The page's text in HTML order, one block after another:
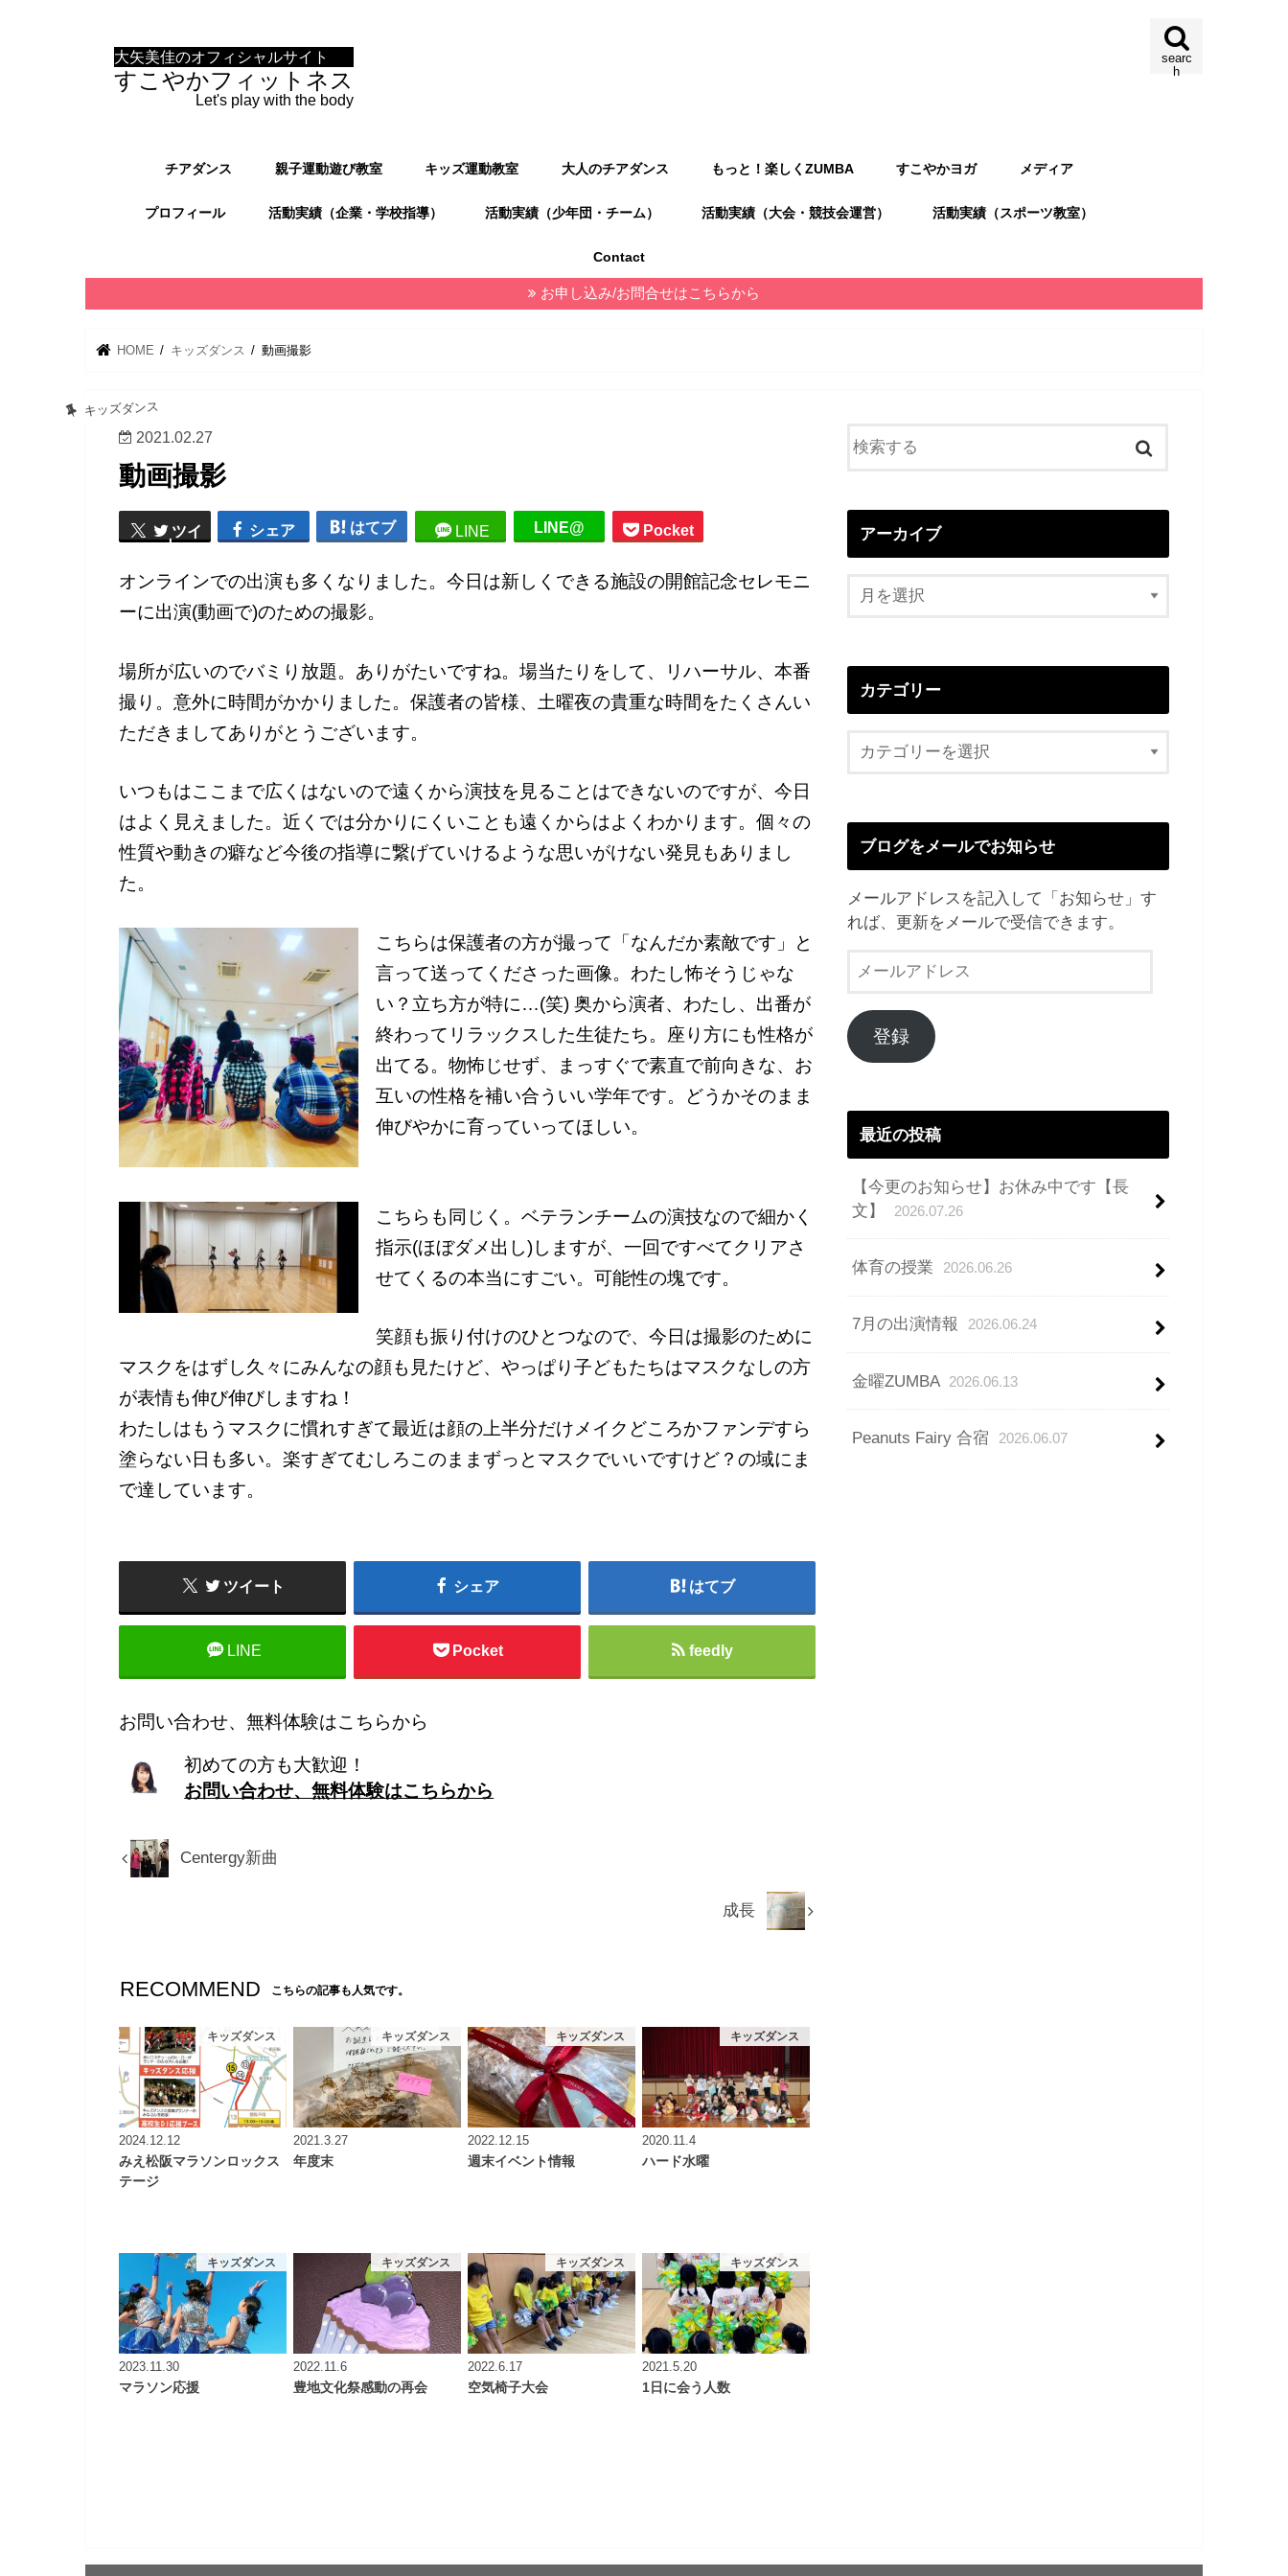
大矢美佳のオフィシャルサイト
すこやかフィットネス
Let's play with the body
searc
h
チアダンス 親子運動遊び教室 キッズ運動教室 大人のチアダンス もっと！楽しくZUMBA すこやかヨガ メディア
プロフィール 活動実績（企業・学校指導） 活動実績（少年団・チーム） 活動実績（大会・競技会運営） 活動実績（スポーツ教室）
Contact
お申し込み/お問合せはこちらから
HOME キッズダンス 動画撮影
キッズダンス
2021.02.27
動画撮影
ツイ
ート
シェア はてブ LINE LINE@ Pocket
オンラインでの出演も多くなりました。今日は新しくできる施設の開館記念セレモニ
ーに出演(動画で)のための撮影。
場所が広いのでバミり放題。ありがたいですね。場当たりをして、リハーサル、本番
撮り。意外に時間がかかりました。保護者の皆様、土曜夜の貴重な時間をたくさんい
ただきましてありがとうございます。
いつもはここまで広くはないので遠くから演技を見ることはできないのですが、今日
はよく見えました。近くでは分かりにくいことも遠くからはよくわかります。個々の
性質や動きの癖など今後の指導に繋げていけるような思いがけない発見もありまし
た。
こちらは保護者の方が撮って「なんだか素敵です」と
言って送ってくださった画像。わたし怖そうじゃな
い？立ち方が特に…(笑) 奥から演者、わたし、出番が
終わってリラックスした生徒たち。座り方にも性格が
出てる。物怖じせず、まっすぐで素直で前向きな、お
互いの性格を補い合ういい学年です。どうかそのまま
伸びやかに育っていってほしい。
こちらも同じく。ベテランチームの演技なので細かく
指示(ほぼダメ出し)しますが、一回ですべてクリアさ
せてくるの本当にすごい。可能性の塊です。
笑顔も振り付けのひとつなので、今日は撮影のために
マスクをはずし久々にみんなの顔も見たけど、やっぱり子どもたちはマスクなしの方
が表情も伸び伸びしますね！
わたしはもうマスクに慣れすぎて最近は顔の上半分だけメイクどころかファンデすら
塗らない日も多い。楽すぎてむしろこのままずっとマスクでいいですけど？の域にま
で達しています。
ツイート シェア はてブ
LINE Pocket feedly
お問い合わせ、無料体験はこちらから
初めての方も大歓迎！
お問い合わせ、無料体験はこちらから
Centergy新曲
成長
RECOMMEND こちらの記事も人気です。
キッズダンス
2024.12.12
みえ松阪マラソンロックス
テージ
キッズダンス
2021.3.27
年度末
キッズダンス
2022.12.15
週末イベント情報
キッズダンス
2020.11.4
ハード水曜
キッズダンス
2023.11.30
マラソン応援
キッズダンス
2022.11.6
豊地文化祭感動の再会
キッズダンス
2022.6.17
空気椅子大会
キッズダンス
2021.5.20
1日に会う人数
アーカイブ
カテゴリー
ブログをメールでお知らせ
メールアドレスを記入して「お知らせ」す
れば、更新をメールで受信できます。
ル
ア
ド
登録
最近の投稿
【今更のお知らせ】お休み中です【長
文】
2026.07.26
体育の授業 2026.06.26
7月の出演情報 2026.06.24
金曜ZUMBA 2026.06.13
Peanuts Fairy 合宿 2026.06.07